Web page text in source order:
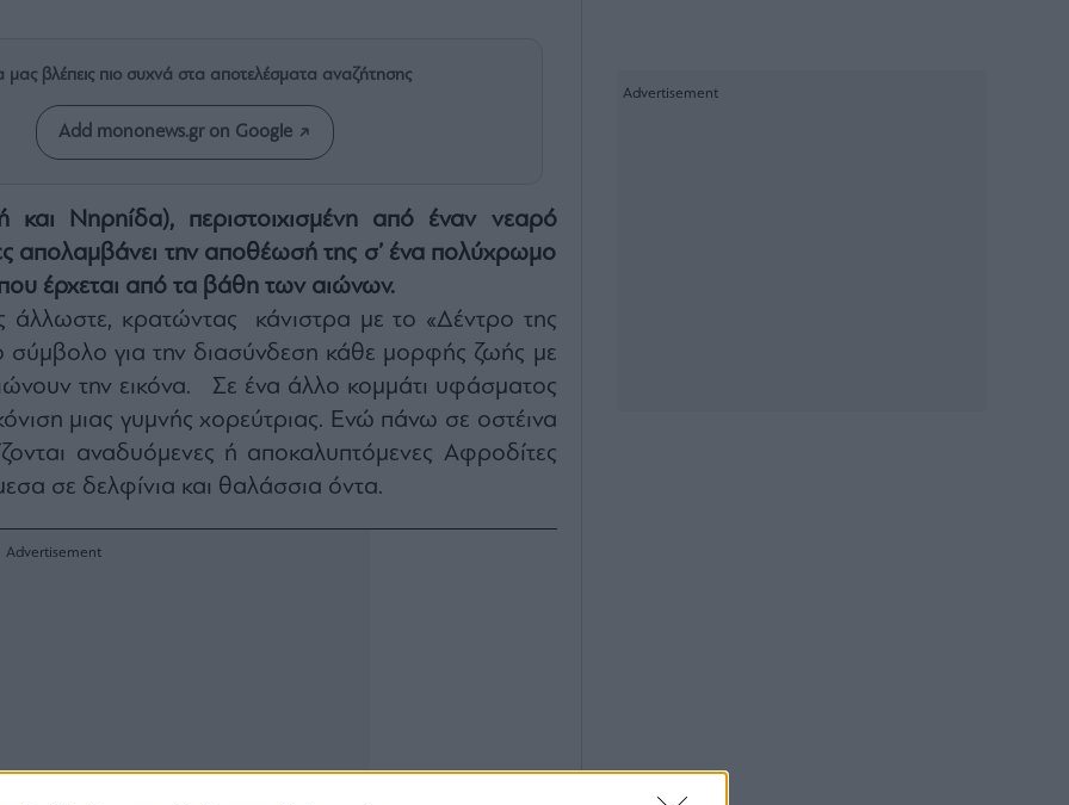
μας βλέπεις πιο συχνά στα αποτελέσματα αναζήτησης
Add mononews.gr on Google
και Νηρηίδα), περιστοιχισμένη από έναν νεαρό
απολαμβάνει την αποθέωσή της σ’ ένα πολύχρωμο
έρχεται από τα βάθη των αιώνων.
άλλωστε, κρατώντας κάνιστρα με το «Δέντρο της
σύμβολο για την διασύνδεση κάθε μορφής ζωής με
την εικόνα. Σε ένα άλλο κομμάτι υφάσματος
μιας γυμνής χορεύτριας. Ενώ πάνω σε οστέινα
αναδυόμενες ή αποκαλυπτόμενες Αφροδίτες
σε δελφίνια και θαλάσσια όντα.